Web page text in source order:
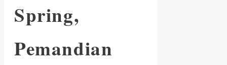
Spring,
Pemandian